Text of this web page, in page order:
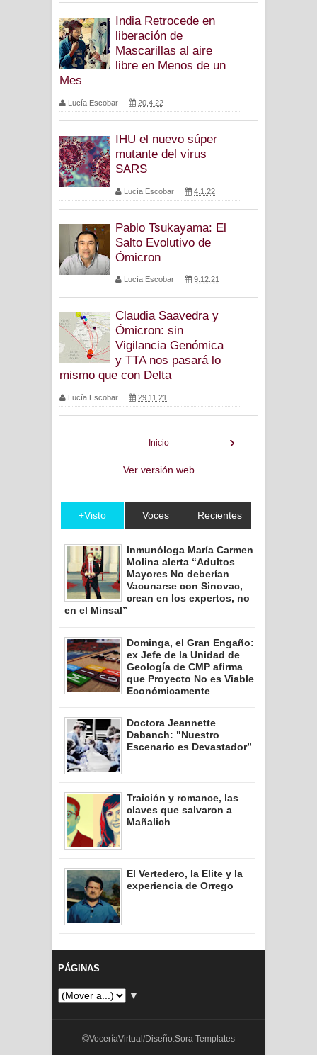
India Retrocede en
liberación de
Mascarillas al aire
libre en Menos de un
Mes
Lucía Escobar 20.4.22
IHU el nuevo súper
mutante del virus
SARS
Lucía Escobar 4.1.22
Pablo Tsukayama: El
Salto Evolutivo de
Ómicron
Lucía Escobar 9.12.21
Claudia Saavedra y
Ómicron: sin
Vigilancia Genómica
y TTA nos pasará lo
mismo que con Delta
Lucía Escobar 29.11.21
›
Inicio
Ver versión web
+Visto Voces Recientes
Inmunóloga María Carmen
Molina alerta “Adultos
Mayores No deberían
Vacunarse con Sinovac,
crean en los expertos, no
en el Minsal”
Dominga, el Gran Engaño:
ex Jefe de la Unidad de
Geología de CMP afirma
que Proyecto No es Viable
Económicamente
Doctora Jeannette
Dabanch: "Nuestro
Escenario es Devastador”
Traición y romance, las
claves que salvaron a
Mañalich
El Vertedero, la Elite y la
experiencia de Orrego
PÁGINAS
▼
VoceríaVirtual/Diseño:Sora Templates